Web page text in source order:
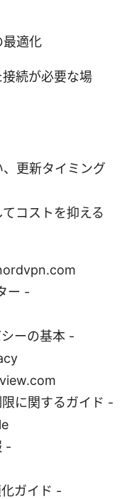
最適化
続が必要な場
更新タイミング
コストを抑える
ー -
ーの基本 -
に関するガイド -
-
ガイド -